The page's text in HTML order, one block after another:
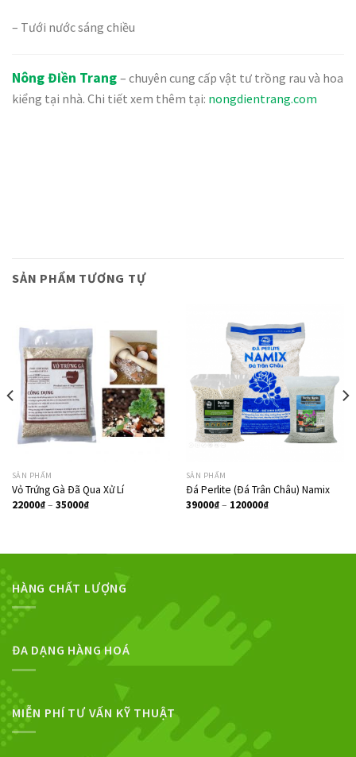
– Tưới nước sáng chiều
Nông Điền Trang – chuyên cung cấp vật tư trồng rau và hoa
kiểng tại nhà. Chi tiết xem thêm tại: nongdientrang.com
SẢN PHẨM TƯƠNG TỰ
SẢN PHẨM
Vỏ Trứng Gà Đã Qua Xử Lí
22000₫– 35000₫
SẢN PHẨM
Đá Perlite (Đá Trân Châu) Namix
39000₫– 120000₫
HÀNG CHẤT LƯỢNG
ĐA DẠNG HÀNG HOÁ
MIỄN PHÍ TƯ VẤN KỸ THUẬT